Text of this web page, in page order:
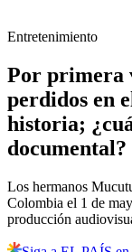
Entretenimiento
Por primera
perdidos en
historia;
documental?
Los hermanos
Colombia el 1 de
producción